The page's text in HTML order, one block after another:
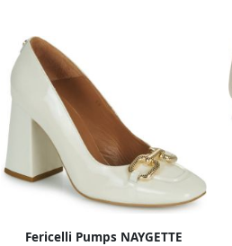
Fericelli Pumps NAYGETTE